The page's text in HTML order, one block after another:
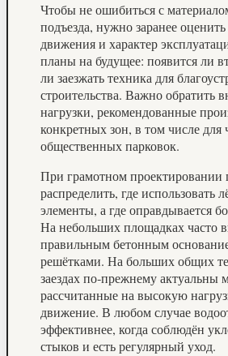
Чтобы не ошибиться с
подъезда, нужно заранее
движения и характер
планы на будущее: появится ли
ли заезжать техника для
строительства. Важно обратить
нагрузки, рекомендованные
конкретных зон, в том числе для
общественных парковок.
При грамотном проектировании
распределить, где использовать
элементы, а где оправдывается
На небольших площадках часто
правильным бетонным
решётками. На больших общих
заездах по‑прежнему актуальны
рассчитанные на высокую
движение. В любом случае
эффективнее, когда соблюдён
стыков и есть регулярный уход.